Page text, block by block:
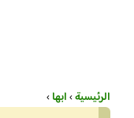
الرئيسية›ابها›